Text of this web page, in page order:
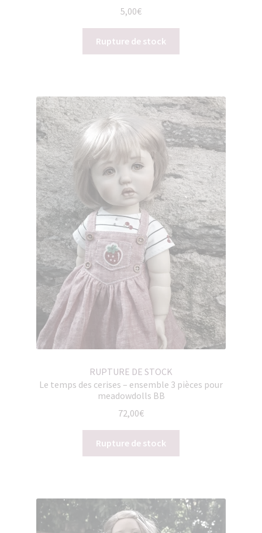
5,00€
Rupture de stock
RUPTURE DE STOCK
Le temps des cerises – ensemble 3 pièces pour
meadowdolls BB
72,00€
Rupture de stock